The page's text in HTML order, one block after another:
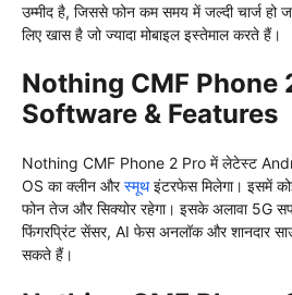
उम्मीद है, जिससे फोन कम समय में जल्दी चार्ज हो
लिए खास है जो ज्यादा मोबाइल इस्तेमाल करते हैं।
Nothing CMF Phone
Software & Features
Nothing CMF Phone 2 Pro में लेटेस्ट
OS का क्लीन औरस्मूथइंटरफेस मिलेगा। इसमें
फोन तेज और सिक्योर रहेगा। इसके अलावा 5G
फिंगरप्रिंट सेंसर, AI फेस अनलॉक और शानदार
सकते हैं।